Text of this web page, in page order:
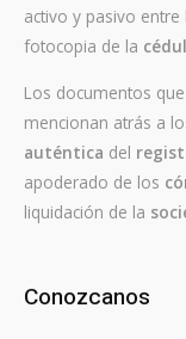
activo y pasivo entre
fotocopia de la
Los documentos
mencionan atrás a
auténtica del
apoderado de los
liquidación de la
Conozcanos